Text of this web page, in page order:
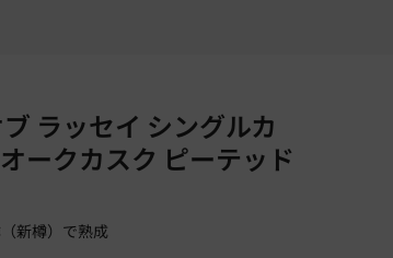
ラッセイ シングルカ
ークカスク ピーテッド
新樽）で熟成